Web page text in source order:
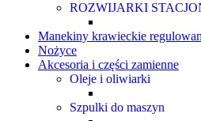
ROZWIJARKI
Manekiny krawieckie
Nożyce
Akcesoria i części zamienne
Oleje i oliwiarki
Szpulki do maszyn